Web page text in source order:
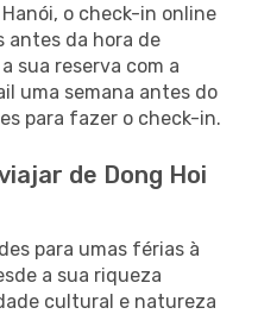
o check-in online
antes da hora de
sua reserva com a
uma semana antes do
para fazer o check-in.
de Dong Hoi
para umas férias à
a sua riqueza
cultural e natureza